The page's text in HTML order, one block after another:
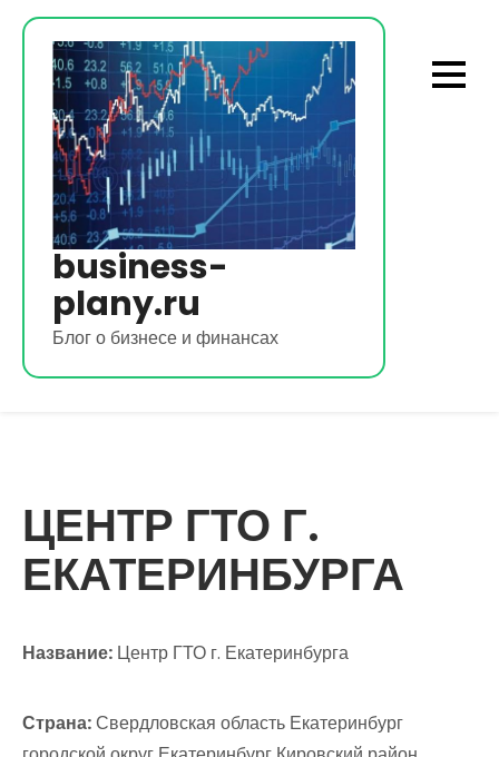
Перейти
содержимому
business-
plany.ru
Блог о бизнесе и финансах
ЦЕНТР ГТО Г.
ЕКАТЕРИНБУРГА
Название: Центр ГТО г. Екатеринбурга
Страна:Свердловская область Екатеринбург